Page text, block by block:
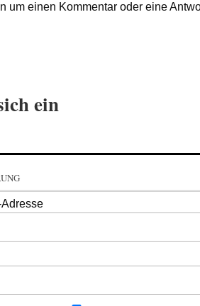
um einen Kommentar oder eine
ein